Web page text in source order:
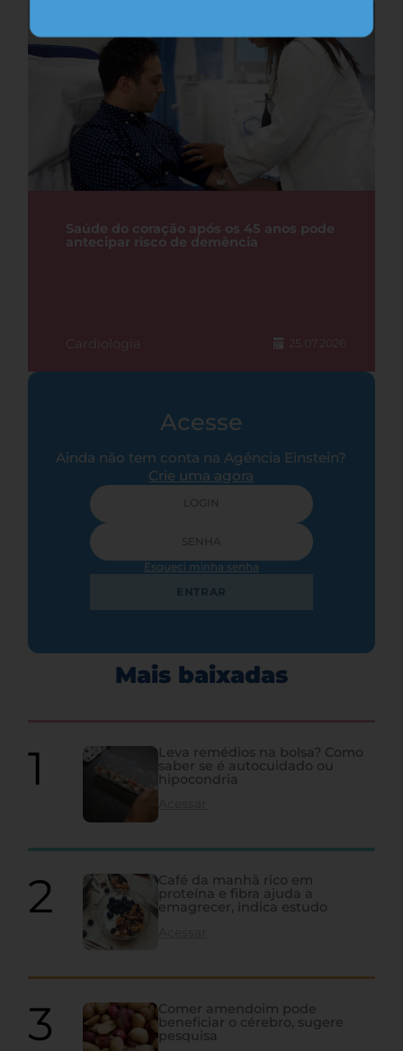
Saúde do coração após os 45 anos pode
antecipar risco de demência
Cardiologia 25.07.2026
Acesse
Ainda não tem conta na Agência Einstein?
Crie uma agora
Esqueci minha senha
ENTRAR
Mais baixadas
Leva remédios na bolsa? Como
saber se é autocuidado ou
hipocondria
Café da manhã rico em
proteína e fibra ajuda a
emagrecer, indica estudo
Comer amendoim pode
beneficiar o cérebro, sugere
pesquisa